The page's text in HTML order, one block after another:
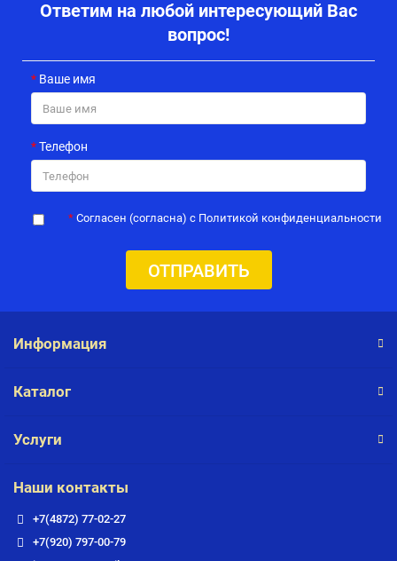
Ответим на любой интересующий Вас
вопрос!
Ваше имя
Телефон
Согласен (согласна) с Политикой конфиденциальности
ОТПРАВИТЬ
Информация
Каталог
Услуги
Наши контакты
+7(4872) 77-02-27
+7(920) 797-00-79